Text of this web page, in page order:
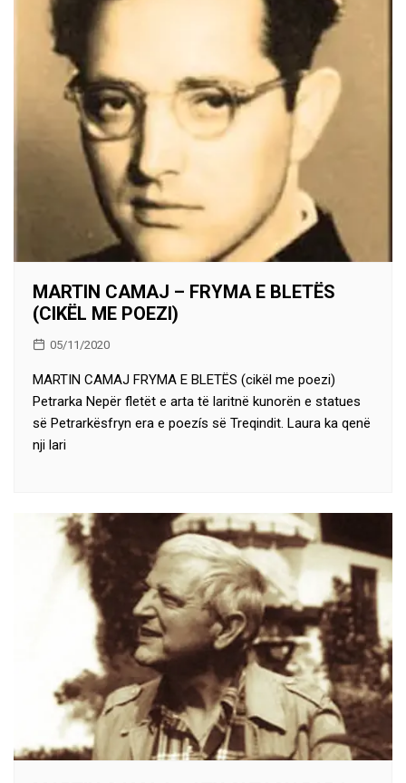
MARTIN CAMAJ – FRYMA E BLETËS
(CIKËL ME POEZI)
05/11/2020
MARTIN CAMAJ FRYMA E BLETËS (cikël me poezi)
Petrarka Nepër fletët e arta të laritnë kunorën e statues
së Petrarkësfryn era e poezís së Treqindit. Laura ka qenë
nji lari